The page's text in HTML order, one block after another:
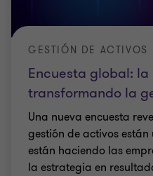
Encuesta global: la
transformando la
GESTIÓN DE ACTIVOS
Una nueva encuesta
gestión de activos
están haciendo las
la estrategia en